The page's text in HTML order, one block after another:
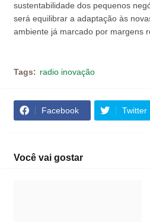
sustentabilidade dos pequenos
será equilibrar a adaptação às
ambiente já marcado por margens
Tags: radio inovação
Facebook Twitter
Você vai gostar